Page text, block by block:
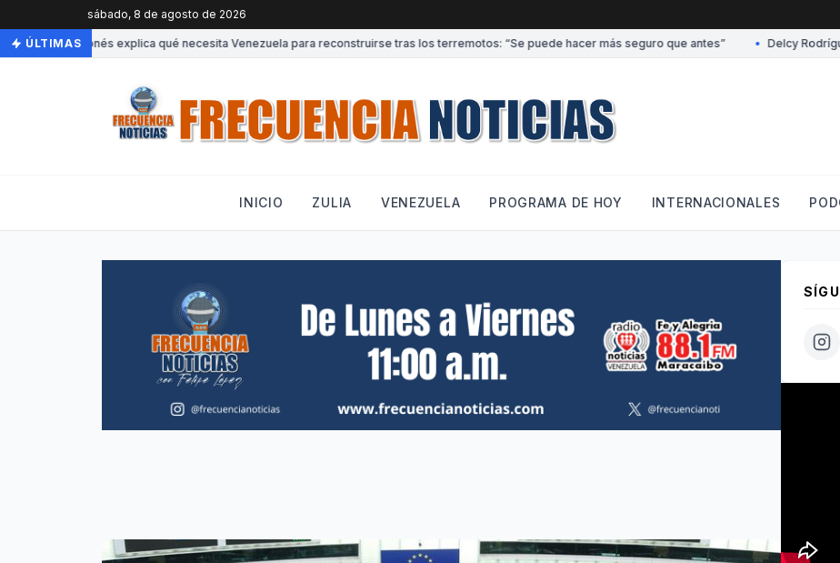
sábado, 8 de agosto de 2026
ÚLTIMAS
Experto japonés explica qué necesita Venezuela para reconstruirse tras los terremotos: “Se puede hacer más seguro que antes” Delcy
INICIO ZULIA VENEZUELA PROGRAMA DE HOY INTERNACIONALES